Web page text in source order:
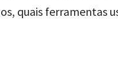
quais ferramentas